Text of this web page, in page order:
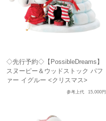
◇先行予約◇【PossibleDreams】
スヌーピー＆ウッドストック パフ
ァー イグルー <クリスマス>
参考上代 15,000円